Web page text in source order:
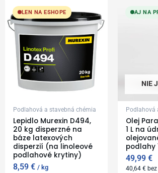
LEN NA ESHOPE
Podlahová a stavebná chémia
Lepidlo Murexin D494,
20 kg disperzné na
báze latexových
disperzií (na linoleové
podlahové krytiny)
8,59€ kg
AJ NA
NIE
Podlahová
Olej
1 L na
podlahy
49,99€
40,64€ bez